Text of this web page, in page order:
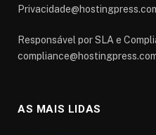
Responsável por SLA e
AS MAIS LIDAS